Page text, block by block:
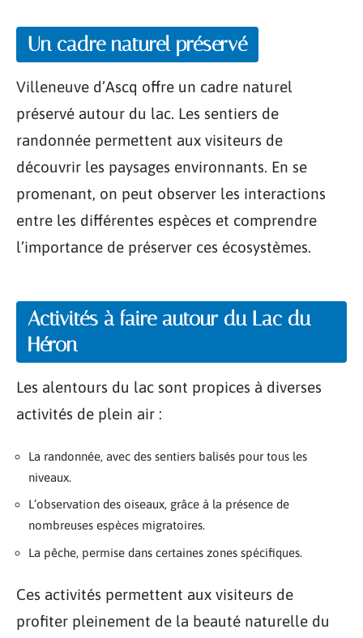
Un cadre naturel préservé
Villeneuve d’Ascq offre un cadre naturel
préservé autour du lac. Les sentiers de
randonnée permettent aux visiteurs de
découvrir les paysages environnants. En se
promenant, on peut observer les interactions
entre les différentes espèces et comprendre
l’importance de préserver ces écosystèmes.
Activités à faire autour du Lac du
Héron
Les alentours du lac sont propices à diverses
activités de plein air :
La randonnée, avec des sentiers balisés pour tous les
niveaux.
L’observation des oiseaux, grâce à la présence de
nombreuses espèces migratoires.
La pêche, permise dans certaines zones spécifiques.
Ces activités permettent aux visiteurs de
profiter pleinement de la beauté naturelle du